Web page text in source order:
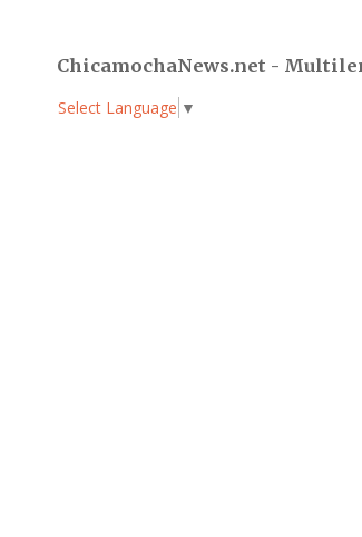
ChicamochaNews.net -
Select Language ▼